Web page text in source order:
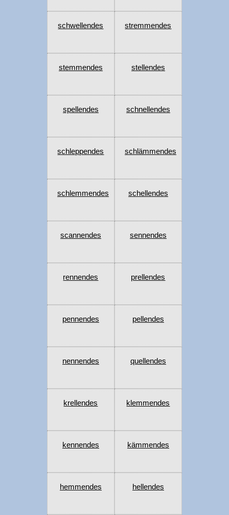
schwellendes stremmendes
stemmendes stellendes
spellendes schnellendes
schleppendes schlämmendes
schlemmendes schellendes
scannendes sennendes
rennendes prellendes
pennendes pellendes
nennendes quellendes
krellendes klemmendes
kennendes kämmendes
hemmendes hellendes